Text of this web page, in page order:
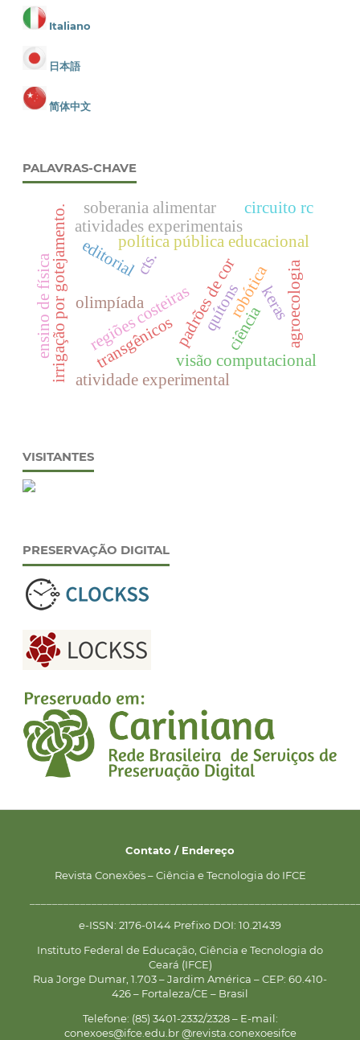
Italiano
日本語
简体中文
PALAVRAS-CHAVE
editorial
olimpíada
política pública educacional
padrões de cor
quítons
regiões costeiras robótica
visão computacional
keras
irrigação por gotejamento. transgênicos
cts. agroecologia
ensino de física
atividades experimentais
atividade experimental
ciência
soberania alimentar circuito rc
VISITANTES
PRESERVAÇÃO DIGITAL
Contato / Endereço
Revista Conexões – Ciência e Tecnologia do IFCE
e-ISSN: 2176-0144 Prefixo DOI: 10.21439
Instituto Federal de Educação, Ciência e Tecnologia do
Ceará (IFCE)
Rua Jorge Dumar, 1.703 – Jardim América – CEP: 60.410-
426 – Fortaleza/CE – Brasil
Telefone: (85) 3401-2332/2328 – E-mail:
conexoes@ifce.edu.br @revista.conexoesifce